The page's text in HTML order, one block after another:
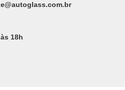
18h